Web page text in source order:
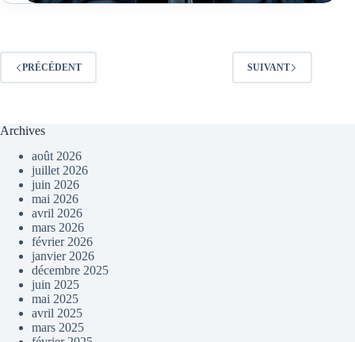
PRÉCÉDENT SUIVANT
Archives
août 2026
juillet 2026
juin 2026
mai 2026
avril 2026
mars 2026
février 2026
janvier 2026
décembre 2025
juin 2025
mai 2025
avril 2025
mars 2025